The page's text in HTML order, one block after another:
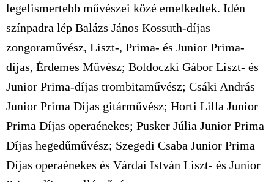
legelismertebb művészei közé emelkedtek. Idén
színpadra lép Balázs János Kossuth-díjas
zongoraművész, Liszt-, Prima- és Junior Prima-
díjas, Érdemes Művész; Boldoczki Gábor Liszt- és
Junior Prima-díjas trombitaművész; Csáki András
Junior Prima Díjas gitárművész; Horti Lilla Junior
Prima Díjas operaénekes; Pusker Júlia Junior Prima
Díjas hegedűművész; Szegedi Csaba Junior Prima
Díjas operaénekes és Várdai István Liszt- és Junior